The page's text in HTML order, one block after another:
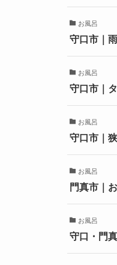
お風呂
守口市｜
お風呂
守口市｜
お風呂
守口市｜
お風呂
門真市｜
お風呂
守口・門